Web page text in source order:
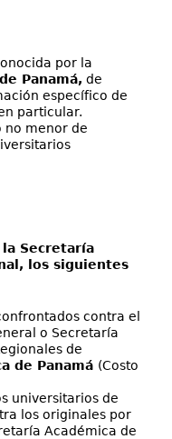
por la
Panamá, de
específico de
particular.
no menor de
Secretaría
los siguientes
contra el
o Secretaría
de
de Panamá (Costo
universitarios de
los originales por
Académica de